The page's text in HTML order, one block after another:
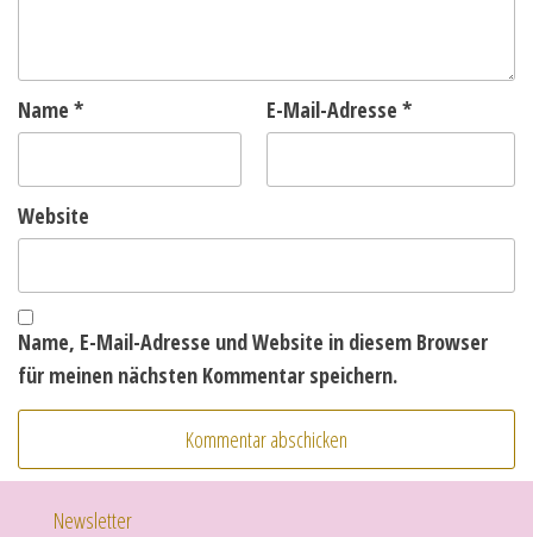
Name * E-Mail-Adresse *
Website
Name, E-Mail-Adresse und Website in diesem Browser
für meinen nächsten Kommentar speichern.
Newsletter